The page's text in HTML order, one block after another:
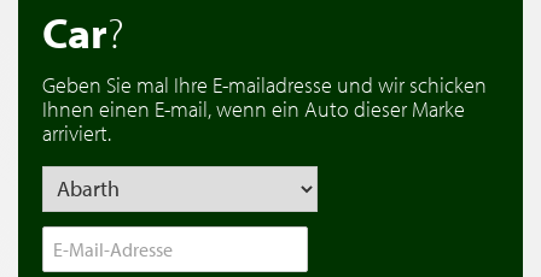
Car?
Geben Sie mal Ihre E-mailadresse und wir schicken
Ihnen einen E-mail, wenn ein Auto dieser Marke
arriviert.